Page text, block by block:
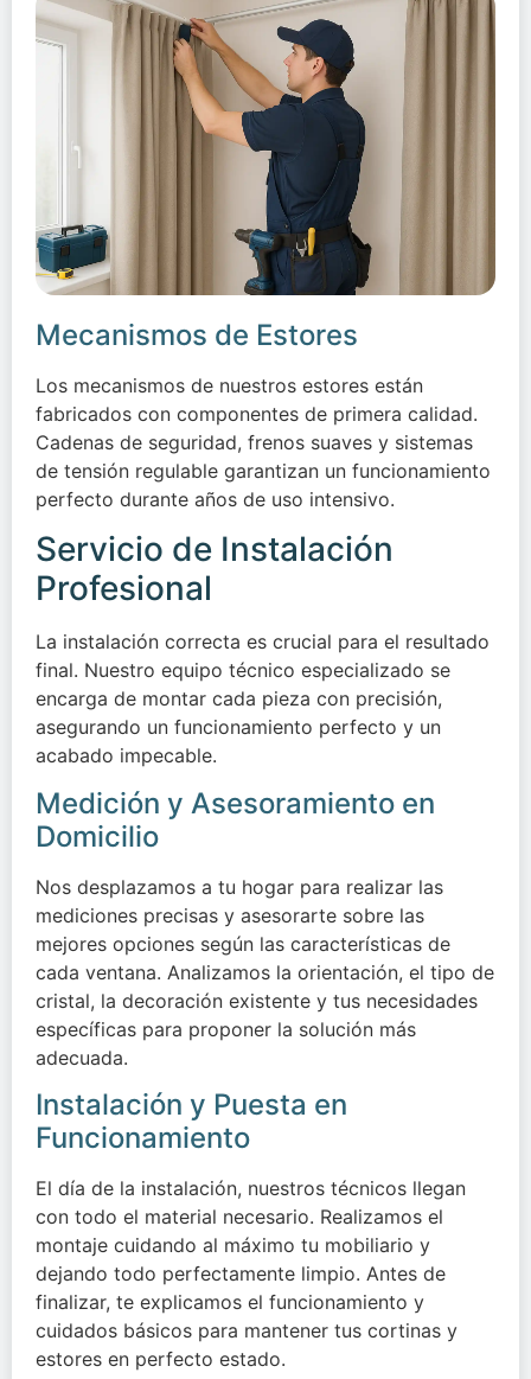
Mecanismos de Estores
Los mecanismos de nuestros estores están
fabricados con componentes de primera calidad.
Cadenas de seguridad, frenos suaves y sistemas
de tensión regulable garantizan un funcionamiento
perfecto durante años de uso intensivo.
Servicio de Instalación
Profesional
La instalación correcta es crucial para el resultado
final. Nuestro equipo técnico especializado se
encarga de montar cada pieza con precisión,
asegurando un funcionamiento perfecto y un
acabado impecable.
Medición y Asesoramiento en
Domicilio
Nos desplazamos a tu hogar para realizar las
mediciones precisas y asesorarte sobre las
mejores opciones según las características de
cada ventana. Analizamos la orientación, el tipo de
cristal, la decoración existente y tus necesidades
específicas para proponer la solución más
adecuada.
Instalación y Puesta en
Funcionamiento
El día de la instalación, nuestros técnicos llegan
con todo el material necesario. Realizamos el
montaje cuidando al máximo tu mobiliario y
dejando todo perfectamente limpio. Antes de
finalizar, te explicamos el funcionamiento y
cuidados básicos para mantener tus cortinas y
estores en perfecto estado.